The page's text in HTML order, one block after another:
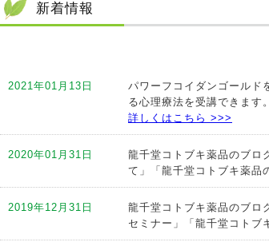
新着情報
2021年01月13日
パワーフコイダンゴールド
る心理療法を受講できます。
詳しくはこちら >>>
2020年01月31日
龍千堂コトブキ薬品のブロ
て 」 「龍千堂コトブキ薬品
2019年12月31日 龍千堂コトブキ薬品のブロ
セミナー」
「龍千堂コトブ